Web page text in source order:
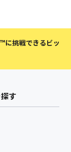
に挑戦できるビッ
す